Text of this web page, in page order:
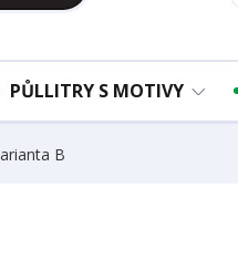
PŮLLITRY S MOTIVY
B